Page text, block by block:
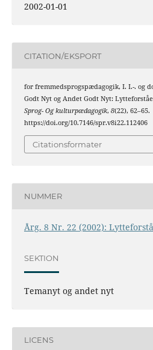
2002-01-01
CITATION/EKSPORT
for fremmedsprogspædagogik, I. I.-. og
Godt Nyt og Andet Godt Nyt:
Sprog- Og kulturpædagogik, 8(22), 62–65.
https://doi.org/10.7146/spr.v8i22.112406
Citationsformater
NUMMER
Årg. 8 Nr. 22 (2002):
SEKTION
Temanyt og andet nyt
LICENS